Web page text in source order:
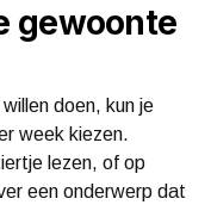
gewoonte
doen, kun je
week kiezen.
lezen, of op
een onderwerp dat